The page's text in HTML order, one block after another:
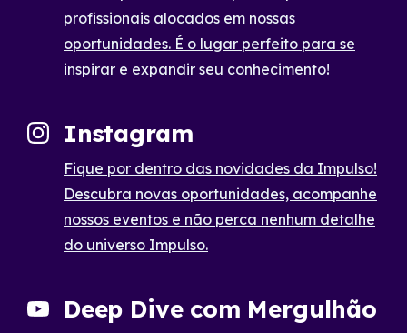
profissionais alocados em nossas
oportunidades. É o lugar perfeito para se
inspirar e expandir seu conhecimento!
Instagram
Fique por dentro das novidades da Impulso!
Descubra novas oportunidades, acompanhe
nossos eventos e não perca nenhum detalhe
do universo Impulso.
Deep Dive com Mergulhão